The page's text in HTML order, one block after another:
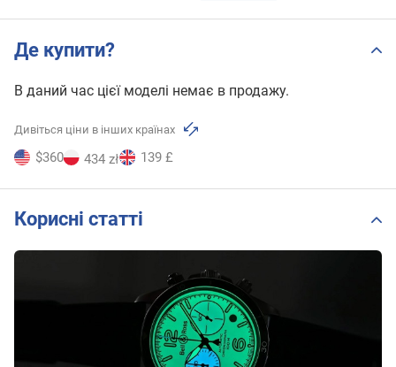
Де купити?
В даний час цієї моделі немає в продажу.
Дивіться ціни в інших країнах
$360 434 zł 139 £
Корисні статті